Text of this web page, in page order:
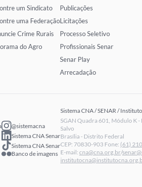
um Sindicato
uma Federação
Crime Rurais
do Agro
Publicações
Licitações
Processo Seletivo
Profissionais Senar
Senar Play
Arrecadação
@sistemacna
Sistema CNA Senar
Sistema CNA Senar
Banco de imagens
Sistema CNA / SENAR /
SGAN Quadra 601, Módulo K
Salvo
Brasília - Distrito Federal
CEP: 70830-903 Fone: (61)
E-mail: cna@cna.org.br/